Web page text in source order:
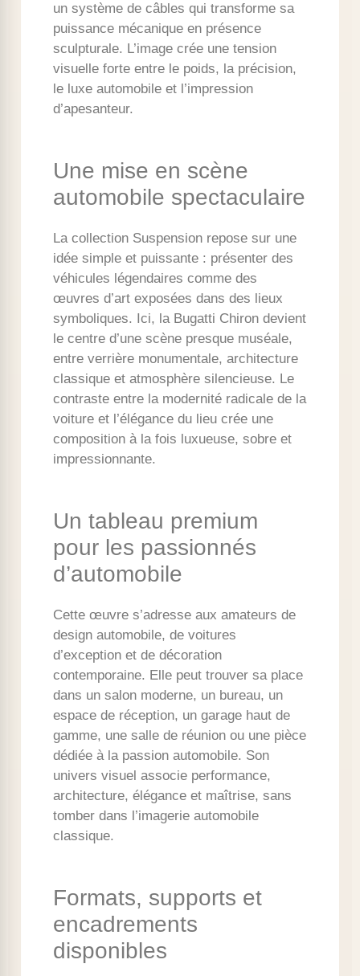
un système de câbles qui transforme sa
puissance mécanique en présence
sculpturale. L’image crée une tension
visuelle forte entre le poids, la précision,
le luxe automobile et l’impression
d’apesanteur.
Une mise en scène
automobile spectaculaire
La collection Suspension repose sur une
idée simple et puissante : présenter des
véhicules légendaires comme des
œuvres d’art exposées dans des lieux
symboliques. Ici, la Bugatti Chiron devient
le centre d’une scène presque muséale,
entre verrière monumentale, architecture
classique et atmosphère silencieuse. Le
contraste entre la modernité radicale de la
voiture et l’élégance du lieu crée une
composition à la fois luxueuse, sobre et
impressionnante.
Un tableau premium
pour les passionnés
d’automobile
Cette œuvre s’adresse aux amateurs de
design automobile, de voitures
d’exception et de décoration
contemporaine. Elle peut trouver sa place
dans un salon moderne, un bureau, un
espace de réception, un garage haut de
gamme, une salle de réunion ou une pièce
dédiée à la passion automobile. Son
univers visuel associe performance,
architecture, élégance et maîtrise, sans
tomber dans l’imagerie automobile
classique.
Formats, supports et
encadrements
disponibles